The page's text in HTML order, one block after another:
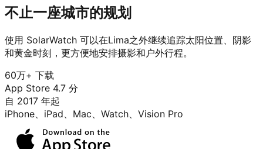
不止一座城市的规划
使用 SolarWatch 可以在Lima之外继续追踪太阳位置、阴影
和黄金时刻，更方便地安排摄影和户外行程。
60万+ 下载
App Store 4.7 分
自 2017 年起
iPhone、iPad、Mac、Watch、Vision Pro